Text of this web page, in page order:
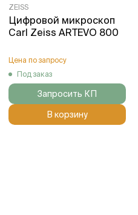
ZEISS
Цифровой микроскоп
Carl Zeiss ARTEVO 800
Цена по запросу
Под заказ
Запросить КП
В корзину